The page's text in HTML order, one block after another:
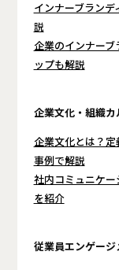
インナーブラン
説
企業のインナー
ップも解説
企業文化・組織
企業文化とは？
事例で解説
社内コミュニケ
を紹介
従業員エンゲー